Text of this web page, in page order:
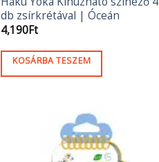
db zsírkrétával | Óceán
4,190Ft
KOSÁRBA TESZEM